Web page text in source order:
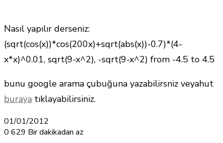
Nasıl yapılır derseniz:
(sqrt(cos(x))*cos(200x)+sqrt(abs(x))-0.7)*(4-
x*x)^0.01, sqrt(9-x^2), -sqrt(9-x^2) from -4.5 to 4.5
bunu google arama çubuğuna yazabilirsniz veyahut
buraya tıklayabilirsiniz.
01/01/2012
0 629 Bir dakikadan az